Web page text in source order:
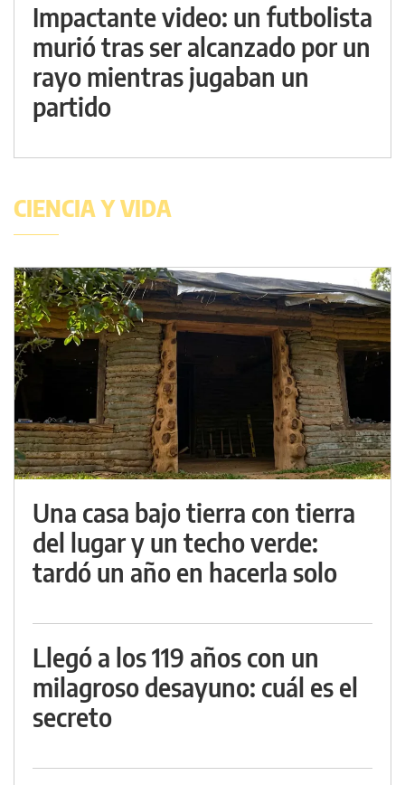
Impactante video: un futbolista
murió tras ser alcanzado por un
rayo mientras jugaban un
partido
CIENCIA Y VIDA
Una casa bajo tierra con tierra
del lugar y un techo verde:
tardó un año en hacerla solo
Llegó a los 119 años con un
milagroso desayuno: cuál es el
secreto